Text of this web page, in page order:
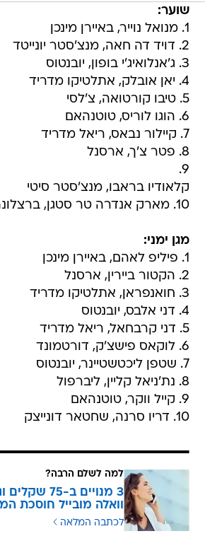
שוער:
1. מנואל נוייר, באיירן מינכן
2. דויד דה חאה, מנצ'סטר יונייטד
3. ג'אנלואיג'י בופון, יובנטוס
4. יאן אובלק, אתלטיקו מדריד
5. טיבו קורטואה, צ'לסי
6. הוגו לוריס, טוטנהאם
7. קיילור נבאס, ריאל מדריד
8. פטר צ'ך, ארסנל
9.
קלאודיו בראבו, מנצ'סטר סיטי
10. מארק אנדרה טר סטגן, ברצלונה
מגן ימני:
1. פיליפ לאהם, באיירן מינכן
2. הקטור ביירין, ארסנל
3. חואנפראן, אתלטיקו מדריד
4. דני אלבס, יובנטוס
5. דני קרבחאל, ריאל מדריד
6. לוקאס פישצ'ק, דורטמונד
7. שטפן ליכטשטיינר, יובנטוס
8. נת'ניאל קליין, ליברפול
9. קייל ווקר, טוטנהאם
10. דריו סרנה, שחטאר דונייצק
למה לשלם הרבה?
3 מנויים ב-
וואלה מובייל חוסכת
לכתבה המלאה